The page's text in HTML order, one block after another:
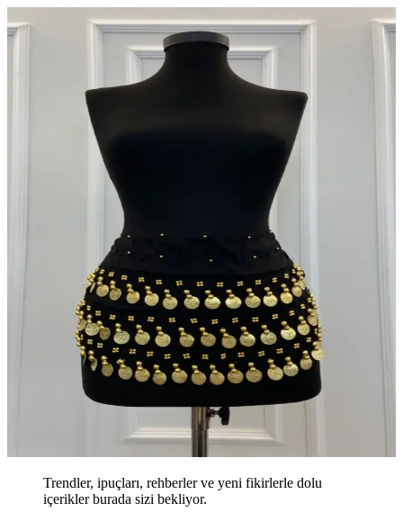
Trendler, ipuçları, rehberler ve yeni fikirlerle dolu
içerikler burada sizi bekliyor.